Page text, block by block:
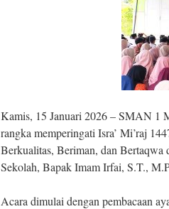
Kamis, 15 Januari 2026 – SMAN 1
rangka memperingati Isra’ Mi’raj
Berkualitas, Beriman, dan
Sekolah, Bapak Imam Irfai, S.T.,
Acara dimulai dengan pembacaan